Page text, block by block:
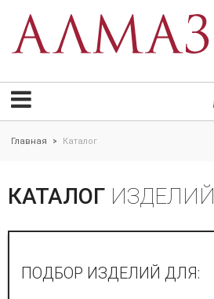
Главная > Каталог
КАТАЛОГ ИЗДЕЛИЙ
ПОДБОР ИЗДЕЛИЙ ДЛЯ: